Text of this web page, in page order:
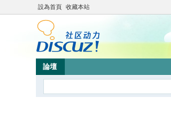
設為首頁 收藏本站
論壇